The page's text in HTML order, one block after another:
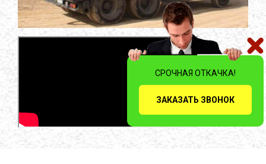
СРОЧНАЯ ОТКАЧКА!
ЗАКАЗАТЬ ЗВОНОК